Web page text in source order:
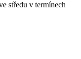
středu v termínech